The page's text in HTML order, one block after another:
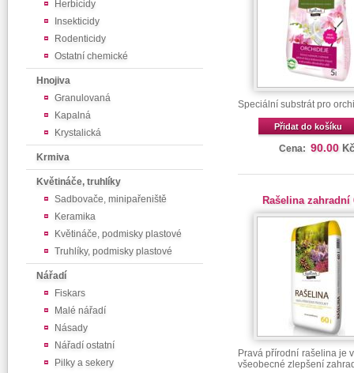
Herbicidy
Insekticidy
Rodenticidy
Ostatní chemické
Hnojiva
Granulovaná
Kapalná
Krystalická
Krmiva
Květináče, truhlíky
Sadbovače, minipařeniště
Keramika
Květináče, podmisky plastové
Truhlíky, podmisky plastové
Nářadí
Fiskars
Malé nářadí
Násady
Nářadí ostatní
Pilky a sekery
Speciální substrát pro
Přidat do košíku
Cena: 90.00 Kč
Rašelina zahradní
Pravá přírodní rašelina je
všeobecné zlepšení